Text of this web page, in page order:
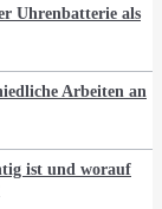
Uhrenbatterie als
Arbeiten an
ist und worauf